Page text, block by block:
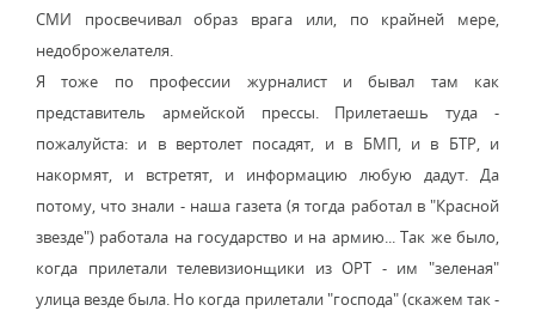
СМИ просвечивал образ врага или, по крайней мере,
недоброжелателя.
Я тоже по профессии журналист и бывал там как
представитель армейской прессы. Прилетаешь туда -
пожалуйста: и в вертолет посадят, и в БМП, и в БТР, и
накормят, и встретят, и информацию любую дадут. Да
потому, что знали - наша газета (я тогда работал в "Красной
звезде") работала на государство и на армию... Так же было,
когда прилетали телевизионщики из ОРТ - им "зеленая"
улица везде была. Но когда прилетали "господа" (скажем так -